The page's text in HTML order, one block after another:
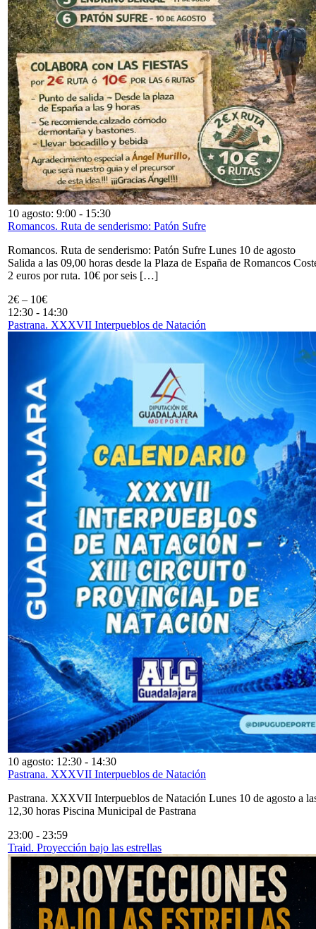
10 agosto: 9:00 - 15:30
Romancos. Ruta de senderismo: Patón Sufre
Romancos. Ruta de senderismo: Patón Sufre Lunes 10 de agosto
Salida a las 09,00 horas desde la Plaza de España de Romancos
2 euros por ruta. 10€ por seis […]
2€ – 10€
12:30 - 14:30
Pastrana. XXXVII Interpueblos de Natación
10 agosto: 12:30 - 14:30
Pastrana. XXXVII Interpueblos de Natación
Pastrana. XXXVII Interpueblos de Natación Lunes 10 de agosto a
12,30 horas Piscina Municipal de Pastrana
23:00 - 23:59
Traid. Proyección bajo las estrellas